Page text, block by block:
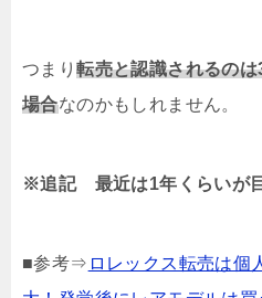
つまり転売と認識されるの
場合なのかもしれません。
※追記 最近は1年くらいが目
■参考⇒ ロレックス転売は個